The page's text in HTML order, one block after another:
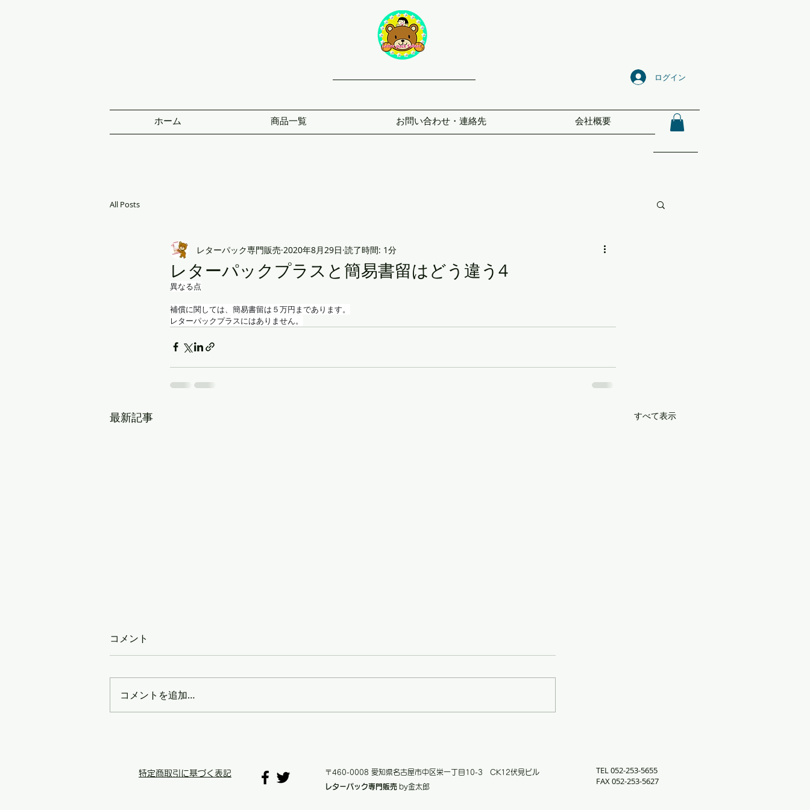
ログイン
ホーム 商品一覧 お問い合わせ・連絡先 会社概要
All Posts
レターパックプラスと簡易書留はどう違う4
レターパック専門販売 2020年8月29日 読了時間: 1分
異なる点
補償に関しては、簡易書留は５万円まであります。
レターパックプラスにはありません。
最新記事 すべて表示
コメント
コメントを追加…
特定商取引に基づく表記
〒460-0008 愛知県名古屋市中区栄一丁目10-3 CK12伏見ビル
レターパック専門販売 by金太郎
TEL 052-253-5655
FAX 052-253-5627